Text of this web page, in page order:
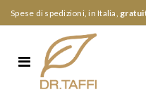
Spese di spedizioni, in Italia,
Toggle
Nav